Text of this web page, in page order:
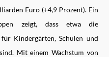
Euro (+4,9 Prozent). Ein
zeigt, dass etwa die
Kindergärten, Schulen und
Mit einem Wachstum von